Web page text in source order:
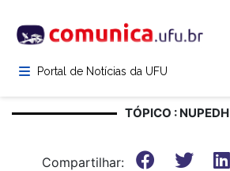
para
conteúdoPortal de Notícias da UFU
TÓPICO : NUPEDH
Compartilhar: